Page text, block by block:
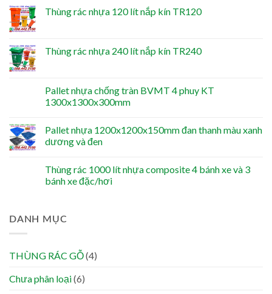
Thùng rác nhựa 120 lít nắp kín TR120
Thùng rác nhựa 240 lít nắp kín TR240
Pallet nhựa chống tràn BVMT 4 phuy KT
1300x1300x300mm
Pallet nhựa 1200x1200x150mm đan thanh màu xanh
dương và đen
Thùng rác 1000 lít nhựa composite 4 bánh xe và 3
bánh xe đặc/hơi
DANH MỤC
THÙNG RÁC GỖ(4)
Chưa phân loại(6)